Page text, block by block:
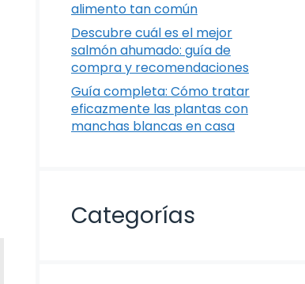
alimento tan común
Descubre cuál es el mejor
salmón ahumado: guía de
compra y recomendaciones
Guía completa: Cómo tratar
eficazmente las plantas con
manchas blancas en casa
Categorías